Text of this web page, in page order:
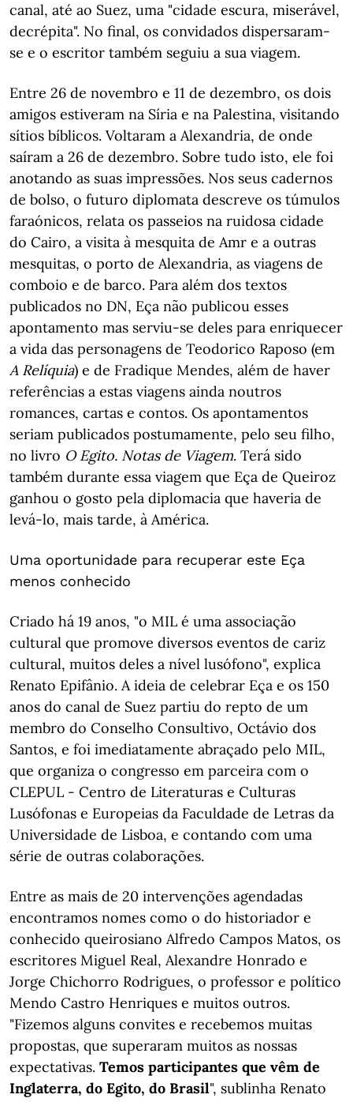
canal, até ao Suez, uma "cidade escura, miserável,
decrépita". No final, os convidados dispersaram-
se e o escritor também seguiu a sua viagem.
Entre 26 de novembro e 11 de dezembro, os dois
amigos estiveram na Síria e na Palestina, visitando
sítios bíblicos. Voltaram a Alexandria, de onde
saíram a 26 de dezembro. Sobre tudo isto, ele foi
anotando as suas impressões. Nos seus cadernos
de bolso, o futuro diplomata descreve os túmulos
faraónicos, relata os passeios na ruidosa cidade
do Cairo, a visita à mesquita de Amr e a outras
mesquitas, o porto de Alexandria, as viagens de
comboio e de barco. Para além dos textos
publicados no DN, Eça não publicou esses
apontamento mas serviu-se deles para enriquecer
a vida das personagens de Teodorico Raposo (em
A Relíquia) e de Fradique Mendes, além de haver
referências a estas viagens ainda noutros
romances, cartas e contos. Os apontamentos
seriam publicados postumamente, pelo seu filho,
no livro O Egito. Notas de Viagem. Terá sido
também durante essa viagem que Eça de Queiroz
ganhou o gosto pela diplomacia que haveria de
levá-lo, mais tarde, à América.
Uma oportunidade para recuperar este Eça
menos conhecido
Criado há 19 anos, "o MIL é uma associação
cultural que promove diversos eventos de cariz
cultural, muitos deles a nível lusófono", explica
Renato Epifânio. A ideia de celebrar Eça e os 150
anos do canal de Suez partiu do repto de um
membro do Conselho Consultivo, Octávio dos
Santos, e foi imediatamente abraçado pelo MIL,
que organiza o congresso em parceira com o
CLEPUL - Centro de Literaturas e Culturas
Lusófonas e Europeias da Faculdade de Letras da
Universidade de Lisboa, e contando com uma
série de outras colaborações.
Entre as mais de 20 intervenções agendadas
encontramos nomes como o do historiador e
conhecido queirosiano Alfredo Campos Matos, os
escritores Miguel Real, Alexandre Honrado e
Jorge Chichorro Rodrigues, o professor e político
Mendo Castro Henriques e muitos outros.
"Fizemos alguns convites e recebemos muitas
propostas, que superaram muitos as nossas
expectativas. Temos participantes que vêm de
Inglaterra, do Egito, do Brasil", sublinha Renato